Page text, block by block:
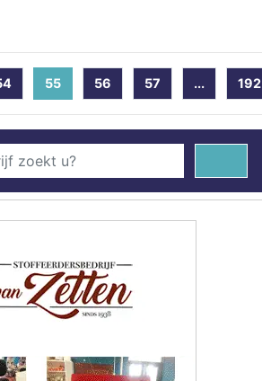
55(current)
56 57 ... 192